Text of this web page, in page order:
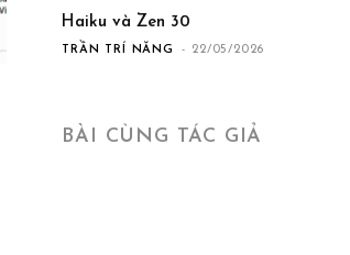
Haiku và Zen 30
TRẦN TRÍ NĂNG - 22/05/2026
BÀI CÙNG TÁC GIẢ